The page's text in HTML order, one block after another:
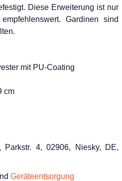
Diese Erweiterung ist nur
Gardinen sind
mit PU-Coating
cm
Parkstr. 4, 02906, Niesky, DE,
Geräteentsorgung